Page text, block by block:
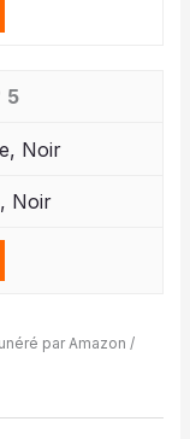
5
Noir
par Amazon /